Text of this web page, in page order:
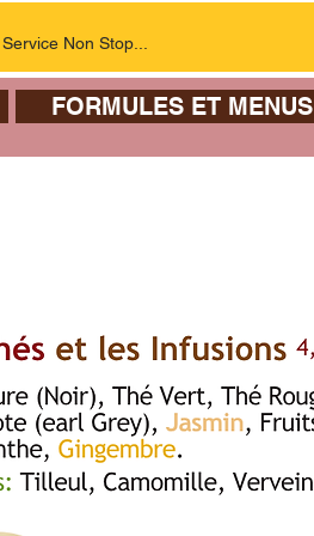
Non Stop...
FORMULES ET MENUS